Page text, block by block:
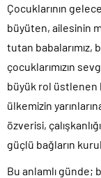
Çocuklarının
büyüten, ailesinin
tutan babalarımız,
çocuklarımızın
büyük rol üstlenen
ülkemizin
özverisi,
güçlü bağların
Bu anlamlı günde;